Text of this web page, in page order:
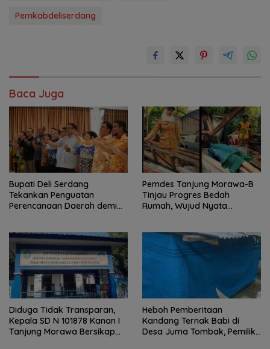
Pemkabdeliserdang
Baca Juga
Bupati Deli Serdang
Tekankan Penguatan
Perencanaan Daerah demi
Pemdes Tanjung Morawa-B
Tinjau Progres Bedah
Rumah, Wujud Nyata
Diduga Tidak Transparan,
Kepala SD N 101878 Kanan I
Tanjung Morawa Bersikap
Heboh Pemberitaan
Kandang Ternak Babi di
Desa Juma Tombak, Pemilik